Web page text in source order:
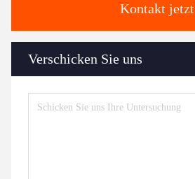
Kontakt jetzt
Verschicken Sie uns